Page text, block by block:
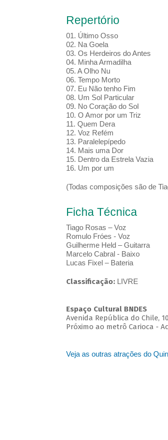
Repertório
01. Último Osso
02. Na Goela
03. Os Herdeiros do Antes
04. Minha Armadilha
05. A Olho Nu
06. Tempo Morto
07. Eu Não tenho Fim
08. Um Sol Particular
09. No Coração do Sol
10. O Amor por um Triz
11. Quem Dera
12. Voz Refém
13. Paralelepípedo
14. Mais uma Dor
15. Dentro da Estrela Vazia
16. Um por um
(Todas composições são de
Ficha Técnica
Tiago Rosas – Voz
Romulo Fróes - Voz
Guilherme Held – Guitarra
Marcelo Cabral - Baixo
Lucas Fixel – Bateria
Classificação: LIVRE
Espaço Cultural BNDES
Avenida República do Chile,
Próximo ao metrô Carioca -
Veja as outras atrações do